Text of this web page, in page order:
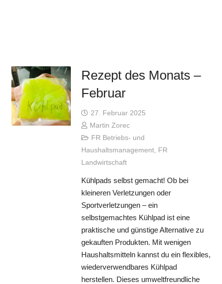
Rezept des Monats –
Februar
27. Februar 2025
Martin Zorec
FR Betriebs- und
Haushaltsmanagement, FR
Landwirtschaft
Kühlpads selbst gemacht! Ob bei
kleineren Verletzungen oder
Sportverletzungen – ein
selbstgemachtes Kühlpad ist eine
praktische und günstige Alternative zu
gekauften Produkten. Mit wenigen
Haushaltsmitteln kannst du ein flexibles,
wiederverwendbares Kühlpad
herstellen. Dieses umweltfreundliche